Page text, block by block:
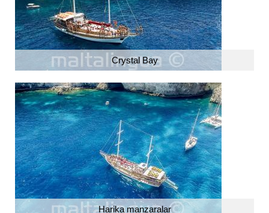
Crystal Bay
Harika manzaralar